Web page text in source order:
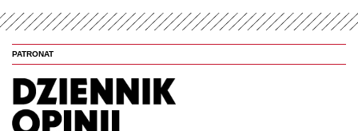
PATRONAT